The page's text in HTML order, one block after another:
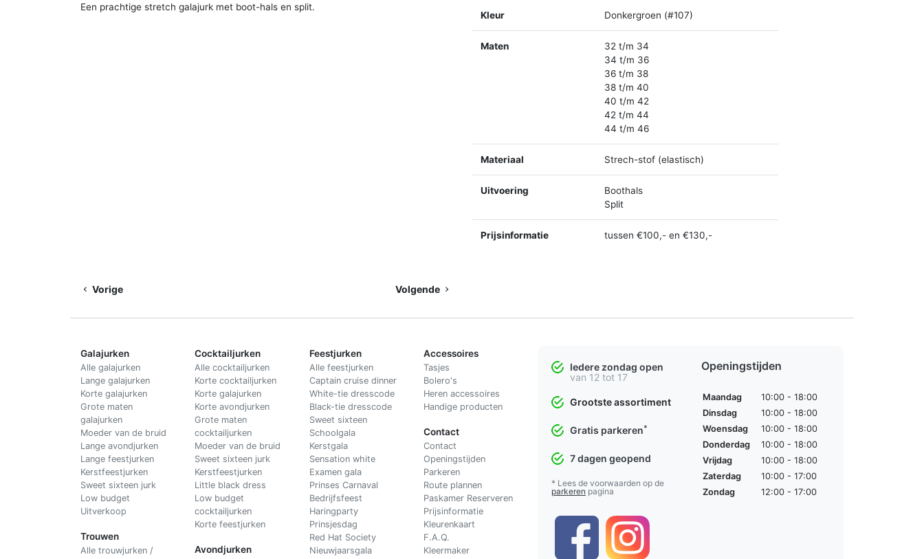
Een prachtige stretch galajurk met boot-hals en split.
Kleur Donkergroen (#107)
Maten
32 t/m 34
34 t/m 36
36 t/m 38
38 t/m 40
40 t/m 42
42 t/m 44
44 t/m 46
Materiaal Strech-stof (elastisch)
Uitvoering
Boothals
Split
Prijsinformatie tussen €100,- en €130,-
Vorige Volgende
Galajurken
Alle galajurken
Lange galajurken
Korte galajurken
Grote maten
galajurken
Moeder van de bruid
Lange avondjurken
Lange feestjurken
Kerstfeestjurken
Sweet sixteen jurk
Low budget
Uitverkoop
Trouwen
Alle trouwjurken /
Cocktailjurken
Alle cocktailjurken
Korte cocktailjurken
Korte galajurken
Korte avondjurken
Grote maten
cocktailjurken
Moeder van de bruid
Sweet sixteen jurk
Kerstfeestjurken
Little black dress
Low budget
cocktailjurken
Korte feestjurken
Avondjurken
Feestjurken
Alle feestjurken
Captain cruise dinner
White-tie dresscode
Black-tie dresscode
Sweet sixteen
Schoolgala
Kerstgala
Sensation white
Examen gala
Prinses Carnaval
Bedrijfsfeest
Haringparty
Prinsjesdag
Red Hat Society
Nieuwjaarsgala
Accessoires
Tasjes
Bolero's
Heren accessoires
Handige producten
Contact
Contact
Openingstijden
Parkeren
Route plannen
Paskamer Reserveren
Prijsinformatie
Kleurenkaart
F.A.Q.
Kleermaker
Iedere zondag open
van 12 tot 17
Grootste assortiment
Gratis parkeren*
7 dagen geopend
* Lees de voorwaarden op de
parkeren pagina
Openingstijden
Maandag
10:00 - 18:00
Dinsdag
10:00 - 18:00
Woensdag
10:00 - 18:00
Donderdag
10:00 - 18:00
Vrijdag
10:00 - 18:00
Zaterdag
10:00 - 17:00
Zondag
12:00 - 17:00